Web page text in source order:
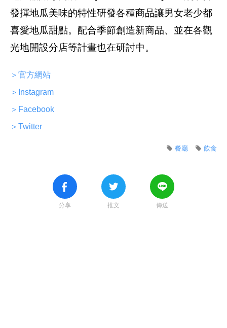
發揮地瓜美味的特性研發各種商品讓男女老少都
喜愛地瓜甜點。配合季節創造新商品、並在各觀
光地開設分店等計畫也在研討中。
＞官方網站
＞Instagram
＞Facebook
＞Twitter
飲食
餐廳
分享 推文 傳送